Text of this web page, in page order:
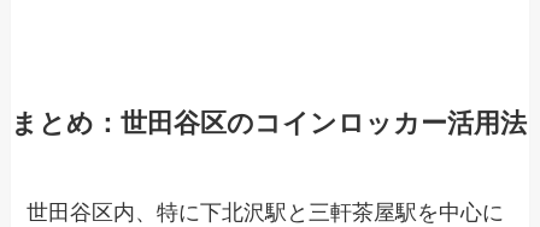
まとめ：世田谷区のコインロッカー活用法
世田谷区内、特に下北沢駅と三軒茶屋駅を中心に